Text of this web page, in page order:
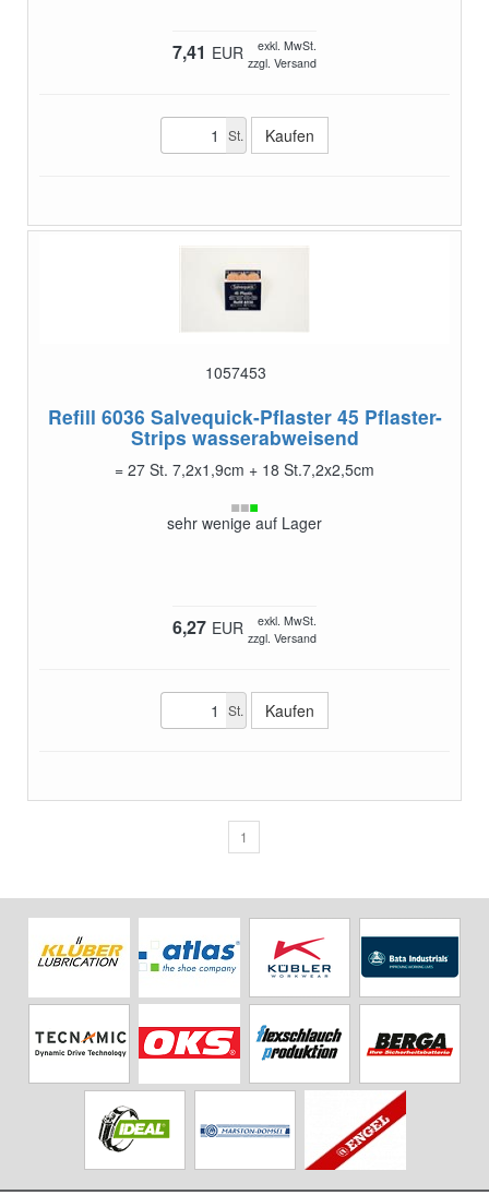
7,41 EUR
exkl. MwSt.
zzgl. Versand
St.
1057453
Refill 6036 Salvequick-Pflaster 45 Pflaster-
Strips wasserabweisend
= 27 St. 7,2x1,9cm + 18 St.7,2x2,5cm
sehr wenige auf Lager
6,27 EUR
exkl. MwSt.
zzgl. Versand
St.
1